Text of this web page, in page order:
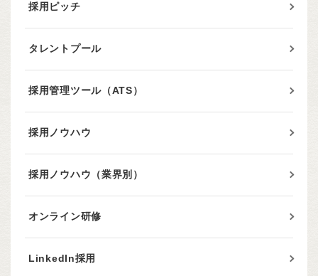
採用ピッチ
タレントプール
採用管理ツール（ATS）
採用ノウハウ
採用ノウハウ（業界別）
オンライン研修
LinkedIn採用